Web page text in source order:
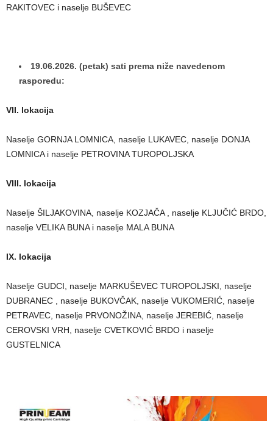
RAKITOVEC i naselje BUŠEVEC
19.06.2026. (petak) sati prema niže navedenom
rasporedu:
VII. lokacija
Naselje GORNJA LOMNICA, naselje LUKAVEC, naselje DONJA
LOMNICA i naselje PETROVINA TUROPOLJSKA
VIII. lokacija
Naselje ŠILJAKOVINA, naselje KOZJAČA , naselje KLJUČIĆ BRDO,
naselje VELIKA BUNA i naselje MALA BUNA
IX. lokacija
Naselje GUDCI, naselje MARKUŠEVEC TUROPOLJSKI, naselje
DUBRANEC , naselje BUKOVČAK, naselje VUKOMERIĆ, naselje
PETRAVEC, naselje PRVONOŽINA, naselje JEREBIĆ, naselje
CEROVSKI VRH, naselje CVETKOVIĆ BRDO i naselje
GUSTELNICA